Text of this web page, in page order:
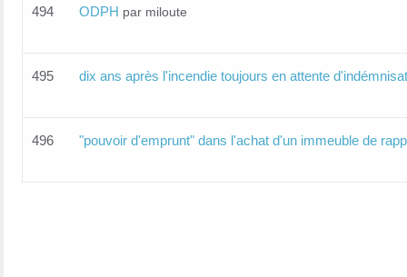
494 ODPH par miloute
495 dix ans après l'incendie toujours en attente
496 "pouvoir d'emprunt" dans l'achat d'un immeuble de